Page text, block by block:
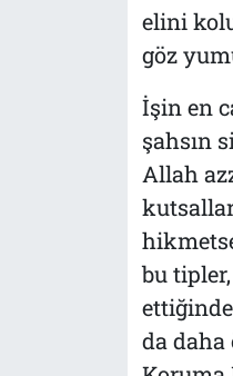
elini
göz
İşin en
şahsın
Allah
bu
da daha